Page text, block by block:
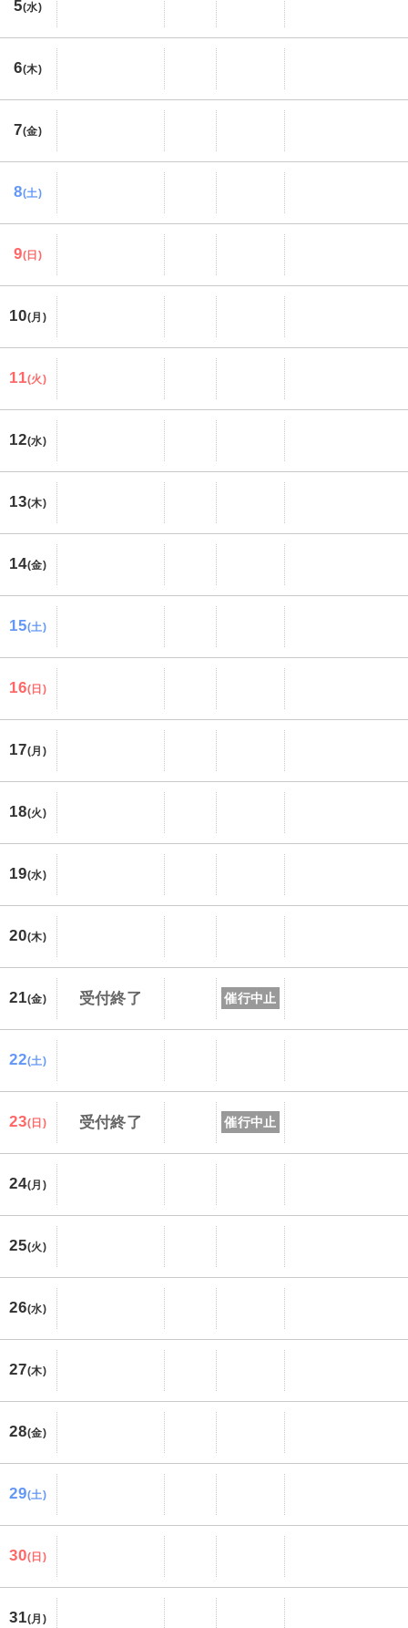
5(水)
6(木)
7(金)
8(土)
9(日)
10(月)
11(火)
12(水)
13(木)
14(金)
15(土)
16(日)
17(月)
18(火)
19(水)
20(木)
21(金) 受付終了 催行中止
22(土)
23(日) 受付終了 催行中止
24(月)
25(火)
26(水)
27(木)
28(金)
29(土)
30(日)
31(月)